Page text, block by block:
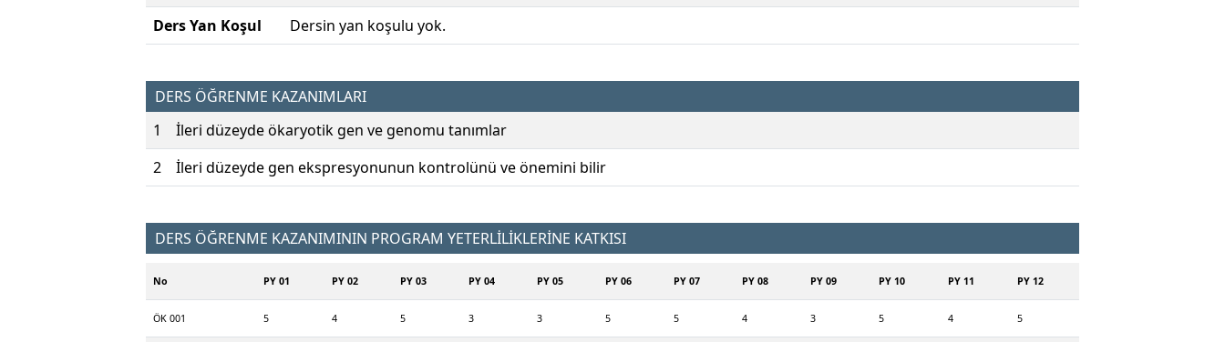
Ders Yan Koşul
Dersin yan koşulu yok.
DERS ÖĞRENME KAZANIMLARI
1
İleri düzeyde ökaryotik gen ve genomu tanımlar
2
İleri düzeyde gen ekspresyonunun kontrolünü ve önemini bilir
DERS ÖĞRENME KAZANIMININ PROGRAM YETERLİLİKLERİNE KATKISI
No PY 01 PY 02 PY 03 PY 04 PY 05 PY 06 PY 07 PY 08 PY 09 PY 10 PY 11 PY 12
ÖK 001 5 4 5 3 3 5 5 4 3 5 4 5